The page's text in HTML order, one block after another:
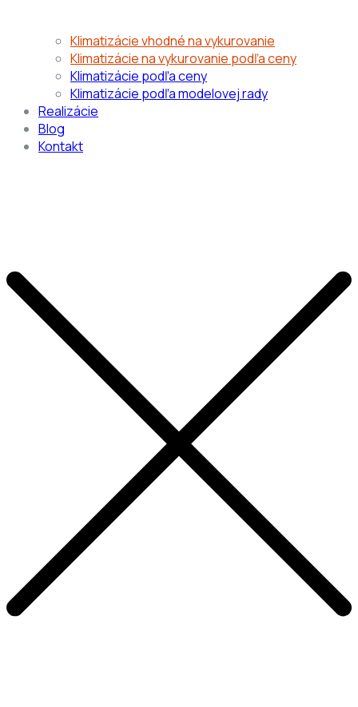
Klimatizácie vhodné na vykurovanie
Klimatizácie na vykurovanie podľa ceny
Klimatizácie podľa ceny
Klimatizácie podľa modelovej rady
Realizácie
Blog
Kontakt